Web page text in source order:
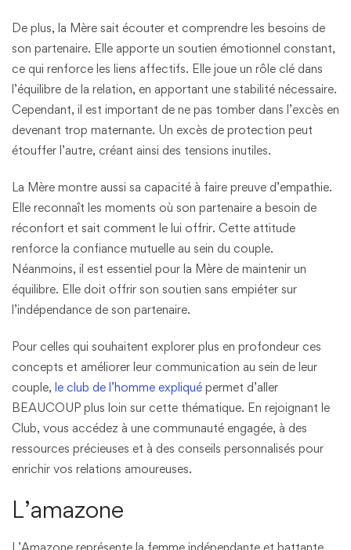
De plus, la Mère sait écouter et comprendre les besoins de
son partenaire. Elle apporte un soutien émotionnel constant,
ce qui renforce les liens affectifs. Elle joue un rôle clé dans
l’équilibre de la relation, en apportant une stabilité nécessaire.
Cependant, il est important de ne pas tomber dans l’excès en
devenant trop maternante. Un excès de protection peut
étouffer l’autre, créant ainsi des tensions inutiles.
La Mère montre aussi sa capacité à faire preuve d’empathie.
Elle reconnaît les moments où son partenaire a besoin de
réconfort et sait comment le lui offrir. Cette attitude
renforce la confiance mutuelle au sein du couple.
Néanmoins, il est essentiel pour la Mère de maintenir un
équilibre. Elle doit offrir son soutien sans empiéter sur
l’indépendance de son partenaire.
Pour celles qui souhaitent explorer plus en profondeur ces
concepts et améliorer leur communication au sein de leur
couple, le club de l’homme expliqué permet d’aller
BEAUCOUP plus loin sur cette thématique. En rejoignant le
Club, vous accédez à une communauté engagée, à des
ressources précieuses et à des conseils personnalisés pour
enrichir vos relations amoureuses.
L’amazone